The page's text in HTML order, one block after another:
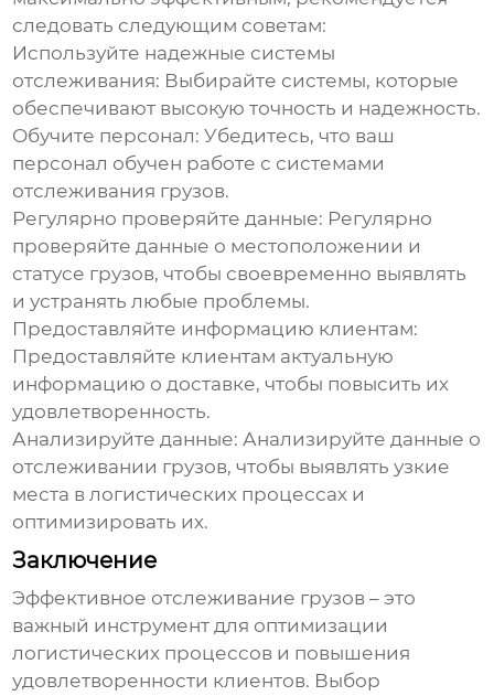
следовать следующим советам:
Используйте надежные системы
отслеживания: Выбирайте системы, которые
обеспечивают высокую точность и надежность.
Обучите персонал: Убедитесь, что ваш
персонал обучен работе с системами
отслеживания грузов.
Регулярно проверяйте данные: Регулярно
проверяйте данные о местоположении и
статусе грузов, чтобы своевременно выявлять
и устранять любые проблемы.
Предоставляйте информацию клиентам:
Предоставляйте клиентам актуальную
информацию о доставке, чтобы повысить их
удовлетворенность.
Анализируйте данные: Анализируйте данные о
отслеживании грузов, чтобы выявлять узкие
места в логистических процессах и
оптимизировать их.
Заключение
Эффективное отслеживание грузов – это
важный инструмент для оптимизации
логистических процессов и повышения
удовлетворенности клиентов. Выбор